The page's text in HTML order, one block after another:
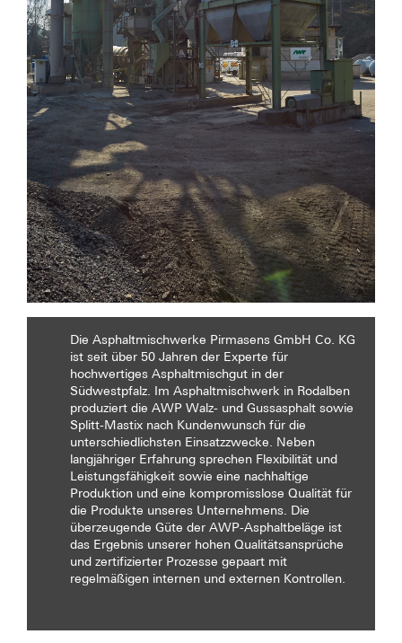
Die Asphaltmischwerke Pirmasens GmbH Co. KG
ist seit über 50 Jahren der Experte für
hochwertiges Asphaltmischgut in der
Südwestpfalz. Im Asphaltmischwerk in Rodalben
produziert die AWP Walz- und Gussasphalt sowie
Splitt-Mastix nach Kundenwunsch für die
unterschiedlichsten Einsatzzwecke. Neben
langjähriger Erfahrung sprechen Flexibilität und
Leistungsfähigkeit sowie eine nachhaltige
Produktion und eine kompromisslose Qualität für
die Produkte unseres Unternehmens. Die
überzeugende Güte der AWP-Asphaltbeläge ist
das Ergebnis unserer hohen Qualitätsansprüche
und zertifizierter Prozesse gepaart mit
regelmäßigen internen und externen Kontrollen.